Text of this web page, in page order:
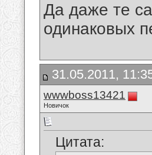
Да даже те
одинаковых
31.05.2011,
wwwboss13421
Новичок
Цитата: